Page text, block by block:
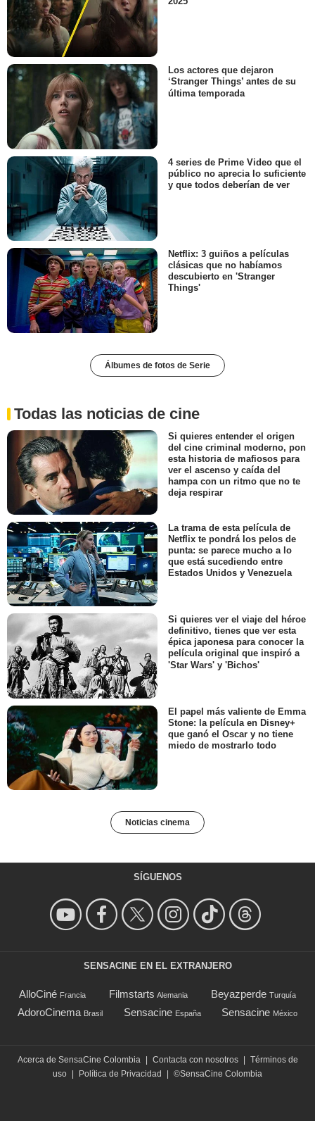
Los actores que dejaron
‘Stranger Things’ antes de su
última temporada
4 series de Prime Video que el
público no aprecia lo suficiente
y que todos deberían de ver
Netflix: 3 guiños a películas
clásicas que no habíamos
descubierto en 'Stranger
Things'
Álbumes de fotos de Serie
Todas las noticias de cine
Si quieres entender el origen
del cine criminal moderno, pon
esta historia de mafiosos para
ver el ascenso y caída del
hampa con un ritmo que no te
deja respirar
La trama de esta película de
Netflix te pondrá los pelos de
punta: se parece mucho a lo
que está sucediendo entre
Estados Unidos y Venezuela
Si quieres ver el viaje del héroe
definitivo, tienes que ver esta
épica japonesa para conocer la
película original que inspiró a
'Star Wars' y 'Bichos'
El papel más valiente de Emma
Stone: la película en Disney+
que ganó el Oscar y no tiene
miedo de mostrarlo todo
Noticias cinema
SÍGUENOS
SENSACINE EN EL EXTRANJERO
AlloCiné Francia Filmstarts Alemania Beyazperde Turquía
AdoroCinema Brasil Sensacine España Sensacine México
Acerca de SensaCine Colombia Contacta con nosotros
Términos de
uso
Política de Privacidad ©SensaCine Colombia